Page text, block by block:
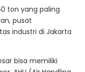
ton yang paling
pusat
industri di Jakarta
bisa memiliki